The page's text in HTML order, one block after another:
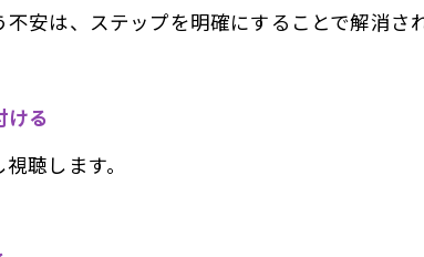
安は、ステップを明確にすることで解消され
る
聴します。